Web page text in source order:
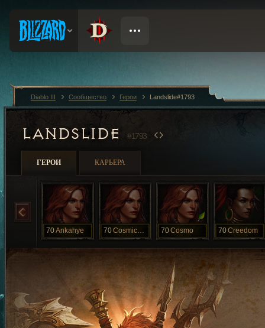
LANDSLIDE #1793
ГЕРОИ КАРЬЕРА
70Ankahye 70 CosmicSounds 70Cosmo 70Creedom
Diablo III Сообщество Герои Landslide#1793